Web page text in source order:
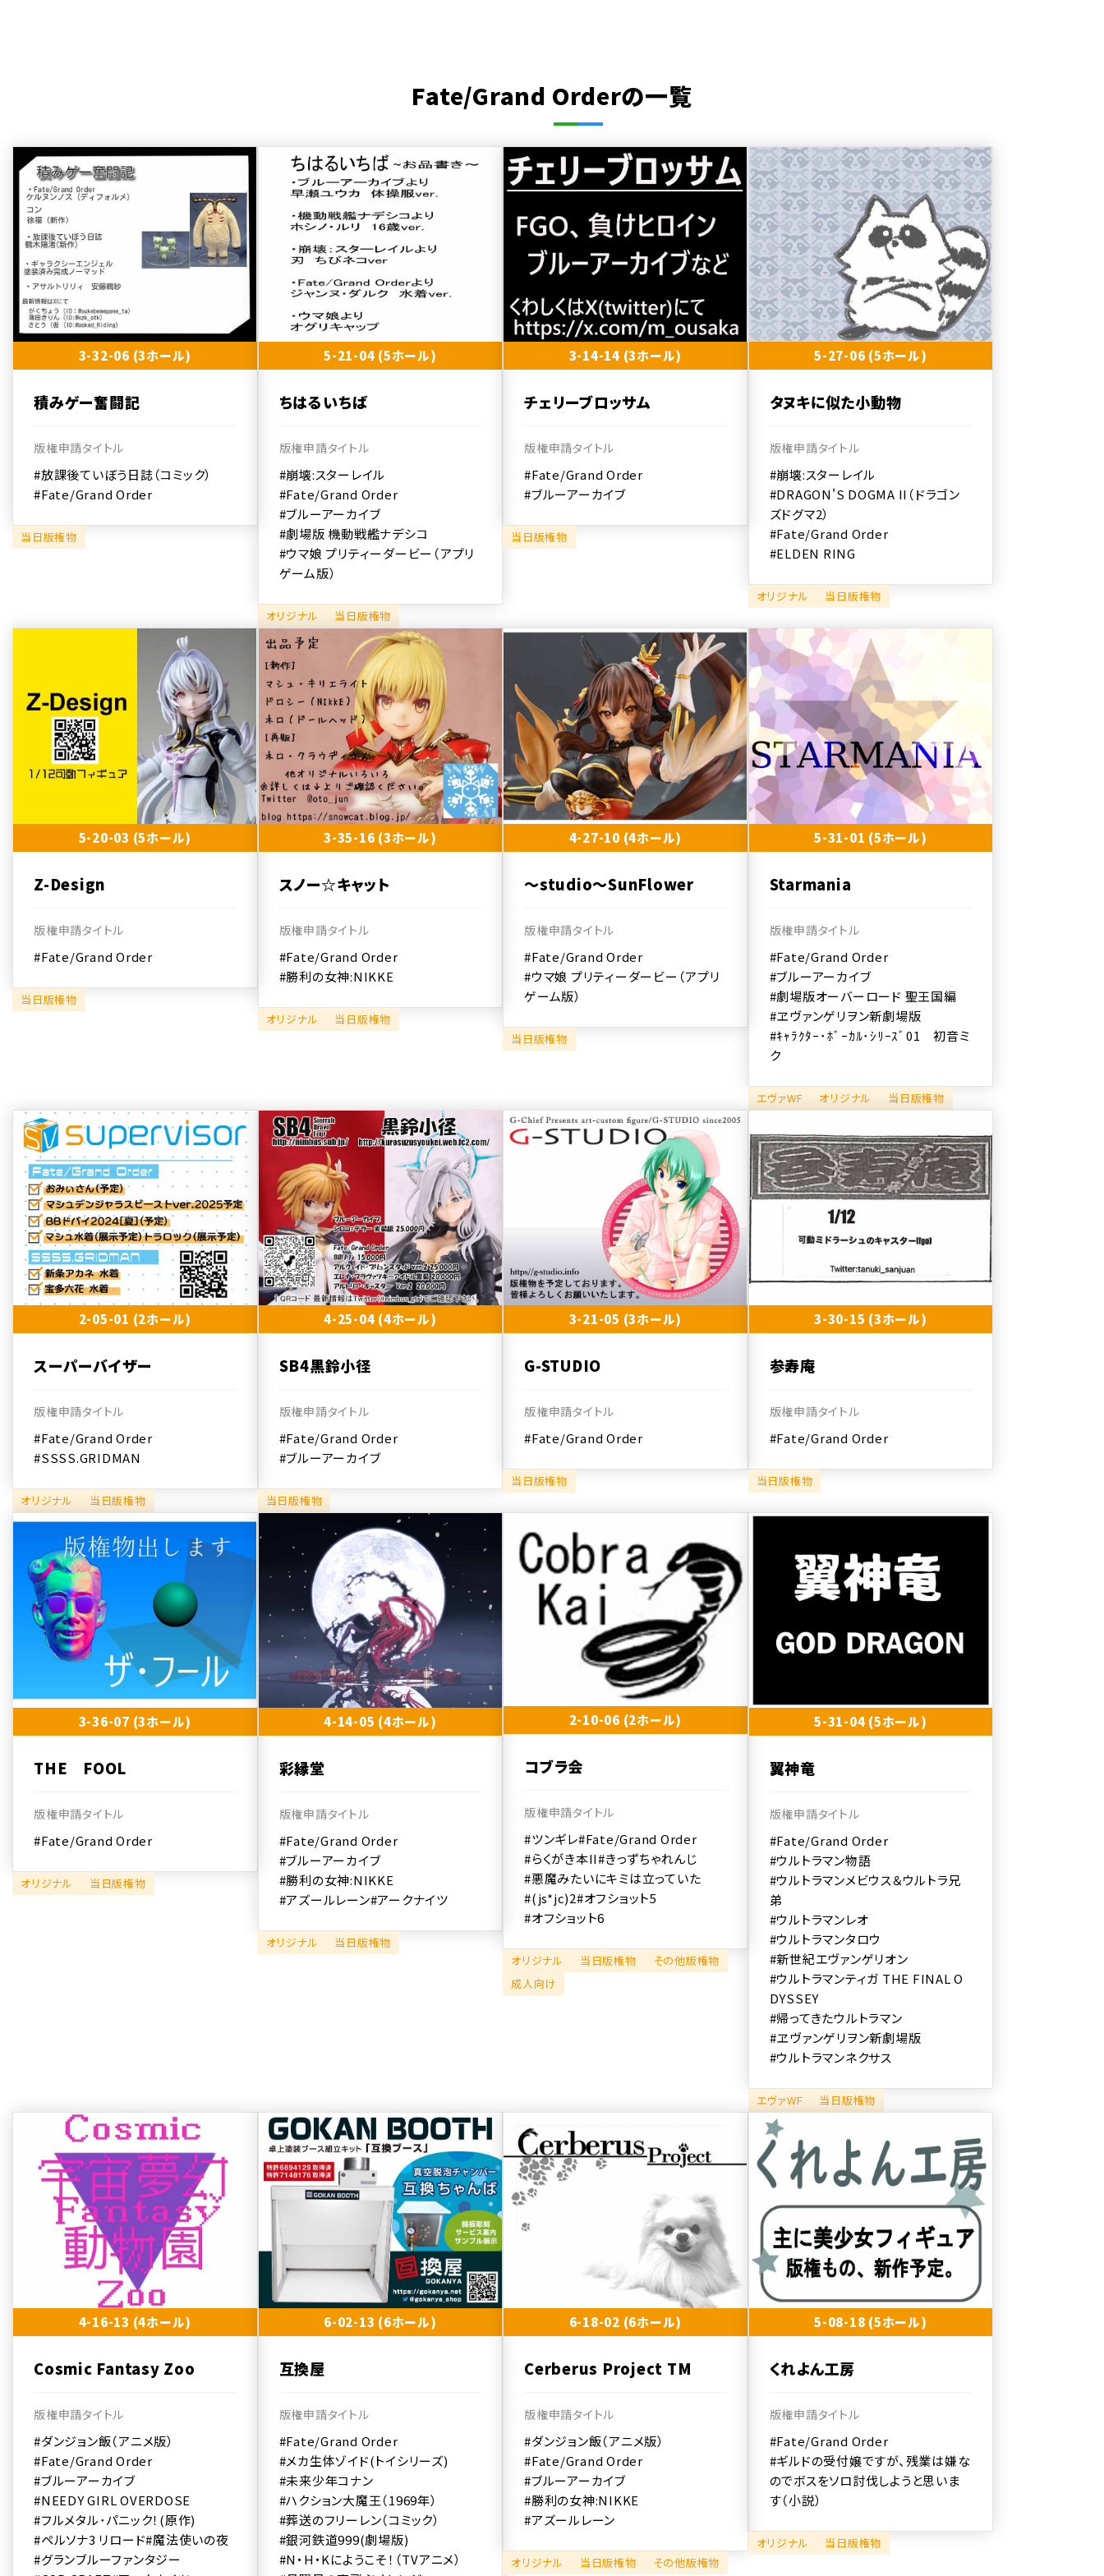
Fate/Grand Orderの一覧
3-32-06 (3ホール)
積みゲー奮闘記
版権申請タイトル
#放課後ていぼう日誌（コミック）
#Fate/Grand Order
当日版権物
5-21-04 (5ホール)
ちはるいちば
版権申請タイトル
#崩壊:スターレイル
#Fate/Grand Order
#ブルーアーカイブ
#劇場版 機動戦艦ナデシコ
#ウマ娘 プリティーダービー（アプリ
ゲーム版）
オリジナル 当日版権物
3-14-14 (3ホール)
チェリーブロッサム
版権申請タイトル
#Fate/Grand Order
#ブルーアーカイブ
当日版権物
5-27-06 (5ホール)
タヌキに似た小動物
版権申請タイトル
#崩壊:スターレイル
#DRAGON'S DOGMA II（ドラゴン
ズドグマ2）
#Fate/Grand Order
#ELDEN RING
オリジナル 当日版権物
5-20-03 (5ホール)
Z-Design
版権申請タイトル
#Fate/Grand Order
当日版権物
3-35-16 (3ホール)
スノー☆キャット
版権申請タイトル
#Fate/Grand Order
#勝利の女神:NIKKE
オリジナル 当日版権物
4-27-10 (4ホール)
～studio～SunFlower
版権申請タイトル
#Fate/Grand Order
#ウマ娘 プリティーダービー（アプリ
ゲーム版）
当日版権物
5-31-01 (5ホール)
Starmania
版権申請タイトル
#Fate/Grand Order
#ブルーアーカイブ
#劇場版オーバーロード 聖王国編
#ヱヴァンゲリヲン新劇場版
#ｷｬﾗｸﾀｰ･ﾎﾞｰｶﾙ･ｼﾘｰｽﾞ01 初音ミ
ク
エヴァWF オリジナル 当日版権物
2-05-01 (2ホール)
スーパーバイザー
版権申請タイトル
#Fate/Grand Order
#SSSS.GRIDMAN
オリジナル 当日版権物
4-25-04 (4ホール)
SB4黒鈴小径
版権申請タイトル
#Fate/Grand Order
#ブルーアーカイブ
当日版権物
3-21-05 (3ホール)
G-STUDIO
版権申請タイトル
#Fate/Grand Order
当日版権物
3-30-15 (3ホール)
参寿庵
版権申請タイトル
#Fate/Grand Order
当日版権物
3-36-07 (3ホール)
THE FOOL
版権申請タイトル
#Fate/Grand Order
オリジナル 当日版権物
4-14-05 (4ホール)
彩縁堂
版権申請タイトル
#Fate/Grand Order
#ブルーアーカイブ
#勝利の女神:NIKKE
#アズールレーン#アークナイツ
オリジナル 当日版権物
2-10-06 (2ホール)
コブラ会
版権申請タイトル
#ツンギレ#Fate/Grand Order
#らくがき本II#きっずちゃれんじ
#悪魔みたいにキミは立っていた
#(js*jc)2#オフショット5
#オフショット6
オリジナル 当日版権物
その他版権物
成人向け
5-31-04 (5ホール)
翼神竜
版権申請タイトル
#Fate/Grand Order
#ウルトラマン物語
#ウルトラマンメビウス＆ウルトラ兄
弟
#ウルトラマンレオ
#ウルトラマンタロウ
#新世紀エヴァンゲリオン
#ウルトラマンティガ THE FINAL O
DYSSEY
#帰ってきたウルトラマン
#ヱヴァンゲリヲン新劇場版
#ウルトラマンネクサス
エヴァWF 当日版権物
4-16-13 (4ホール)
Cosmic Fantasy Zoo
版権申請タイトル
#ダンジョン飯（アニメ版）
#Fate/Grand Order
#ブルーアーカイブ
#NEEDY GIRL OVERDOSE
#フルメタル･パニック！(原作)
#ペルソナ3 リロード#魔法使いの夜
#グランブルーファンタジー
6-02-13 (6ホール)
互換屋
版権申請タイトル
#Fate/Grand Order
#メカ生体ゾイド(トイシリーズ)
#未来少年コナン
#ハクション大魔王（1969年）
#葬送のフリーレン（コミック）
#銀河鉄道999(劇場版)
#N・H・Kにようこそ！（TVアニメ）
6-18-02 (6ホール)
Cerberus Project TM
版権申請タイトル
#ダンジョン飯（アニメ版）
#Fate/Grand Order
#ブルーアーカイブ
#勝利の女神:NIKKE
#アズールレーン
オリジナル 当日版権物 その他版権物
5-08-18 (5ホール)
くれよん工房
版権申請タイトル
#Fate/Grand Order
#ギルドの受付嬢ですが、残業は嫌な
のでボスをソロ討伐しようと思いま
す（小説）
オリジナル 当日版権物